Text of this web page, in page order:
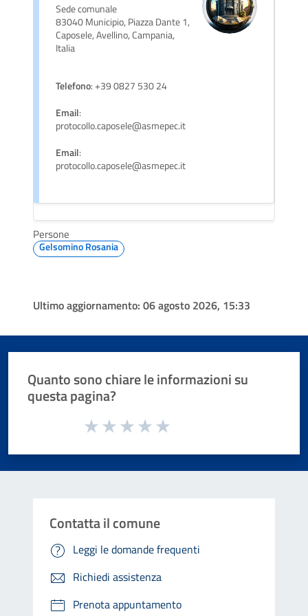
Sede comunale
83040 Municipio, Piazza Dante 1,
Caposele, Avellino, Campania,
Italia
Telefono: +39 0827 530 24
Email:
protocollo.caposele@asmepec.it
Email:
protocollo.caposele@asmepec.it
Persone
Gelsomino Rosania
Ultimo aggiornamento: 06 agosto 2026, 15:33
Quanto sono chiare le informazioni su
questa pagina?
Valuta da 1 a 5 stelle la pagina
Contatta il comune
Leggi le domande frequenti
Richiedi assistenza
Prenota appuntamento